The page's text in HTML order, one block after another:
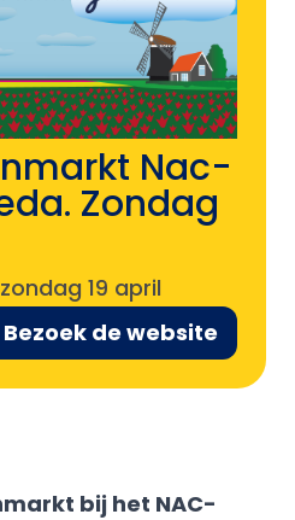
Nac-
Zondag
zondag 19 april
Bezoek de website
bij het NAC-